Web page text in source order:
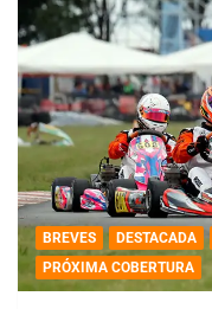
BREVES DESTACADA
PRÓXIMA COBERTURA